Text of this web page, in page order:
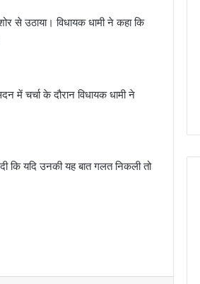
से उठाया। विधायक धामी ने कहा कि
में चर्चा के दौरान विधायक धामी ने
कि यदि उनकी यह बात गलत निकली तो